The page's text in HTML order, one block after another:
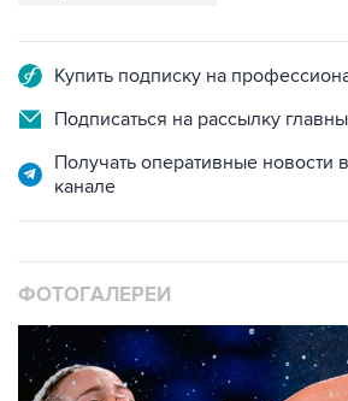
Купить подписку на
Подписаться на рассылку
Получать оперативные новости
канале
ФОТОГАЛЕРЕИ